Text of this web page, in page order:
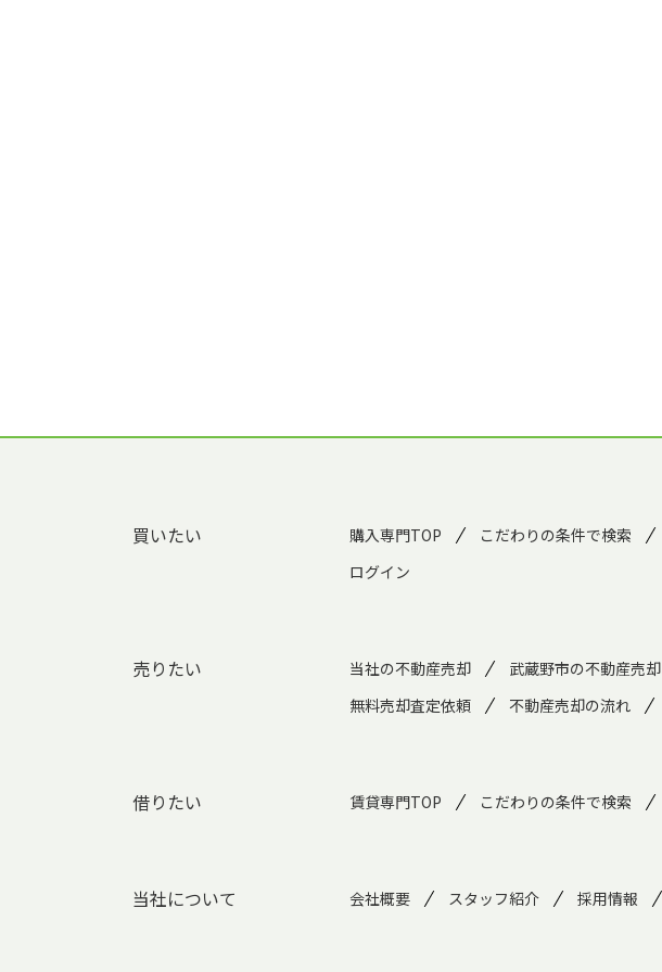
買いたい 購入専門TOP こだわりの条件で検索
ログイン
売りたい 当社の不動産売却 武蔵野市の不動産売却
無料売却査定依頼
不動産売却の流れ
借りたい 賃貸専門TOP こだわりの条件で検索
当社について 会社概要 スタッフ紹介 採用情報